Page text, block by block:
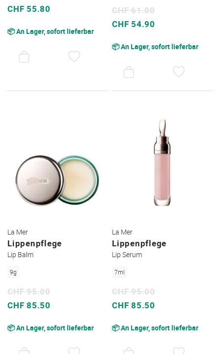
Sonderpreis
CHF 55.80
📦 An Lager, sofort lieferbar
WUNSCHZETTEL
Sonderpreis
CHF 54.90
CHF 61.00
📦 An Lager, sofort lieferbar
La Mer
Lippenpflege
Lip Balm
9g
Sonderpreis
CHF 85.50
CHF 95.00
📦 An Lager, sofort lieferbar
La Mer
Lippenpflege
Lip Serum
7ml
Sonderpreis
CHF 85.50
CHF 95.00
📦 An Lager, sofort lieferbar